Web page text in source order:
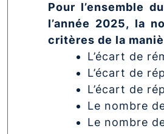
Pour l’ensemble
l’année 2025, la
critères de la
L’écart de
L’écart de
L’écart de
Le nombre
Le nombre